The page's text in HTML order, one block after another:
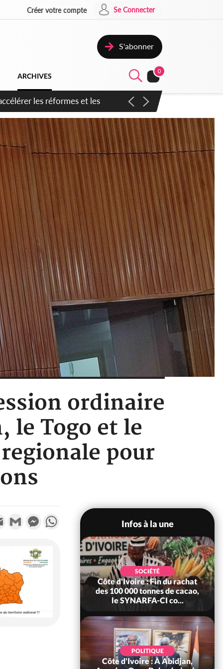
Créer votre compte Se Connecter
S'abonner
ARCHIVES
0
inspirer pour accélérer le
ordinaire
le Togo et le
pour
Email Gmail MessengerWhatsApp
Infos à la une
: Fête nationale,
accorde
à 4 661...
SOCIÉTÉ
Côte d'Ivoire : Fin du rachat
des 100 000 tonnes de cacao,
le SYNARFA-CI co...
POLITIQUE
Côte d'Ivoire : À Abidjan,